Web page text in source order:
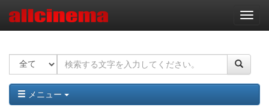
ナ
ビ
ー
ョ
ン
メニュー